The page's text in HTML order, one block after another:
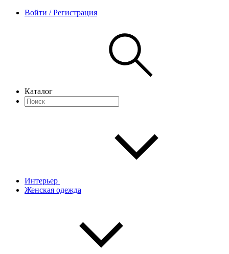
Войти / Регистрация
Каталог
Интерьер
Женская одежда